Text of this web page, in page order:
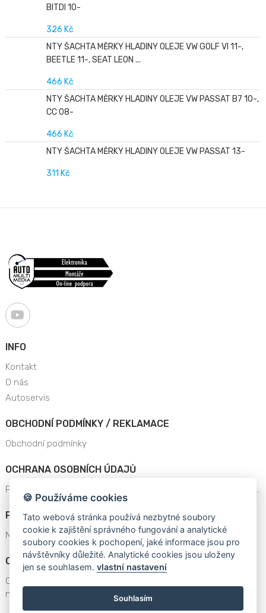
BITDI 10-
326 Kč
NTY ŠACHTA MĚRKY HLADINY OLEJE VW GOLF VI 11-,
BEETLE 11-, SEAT LEON ...
466 Kč
NTY ŠACHTA MĚRKY HLADINY OLEJE VW PASSAT B7 10-,
CC 08-
466 Kč
NTY ŠACHTA MĚRKY HLADINY OLEJE VW PASSAT 13-
311 Kč
INFO
Kontakt
O nás
Autoservis
OBCHODNÍ PODMÍNKY / REKLAMACE
Obchodní podmínky
OCHRANA OSOBNÍCH ÚDAJŮ
Prohlášení o ochraně osobních údajů a dat platné od 25.5.201..
POPTÁVKA NACENĚNÍ
Nenašli jste zboží v nabídce eshopu?
OBECNÁ BEZPEČNOSTNÍ UPOZORNĚNÍ
OBECNÁ BEZPEČNOSTNÍ UPOZORNĚNÍ v souladu s požadavky
nařízen..
🍪 Používáme cookies
Tato webová stránka používá nezbytné soubory
cookie k zajištění správného fungování a analytické
soubory cookies k pochopení, jaké informace jsou pro
návštěvníky důležité. Analytické cookies jsou uloženy
jen se souhlasem.vlastní nastavení
Souhlasím